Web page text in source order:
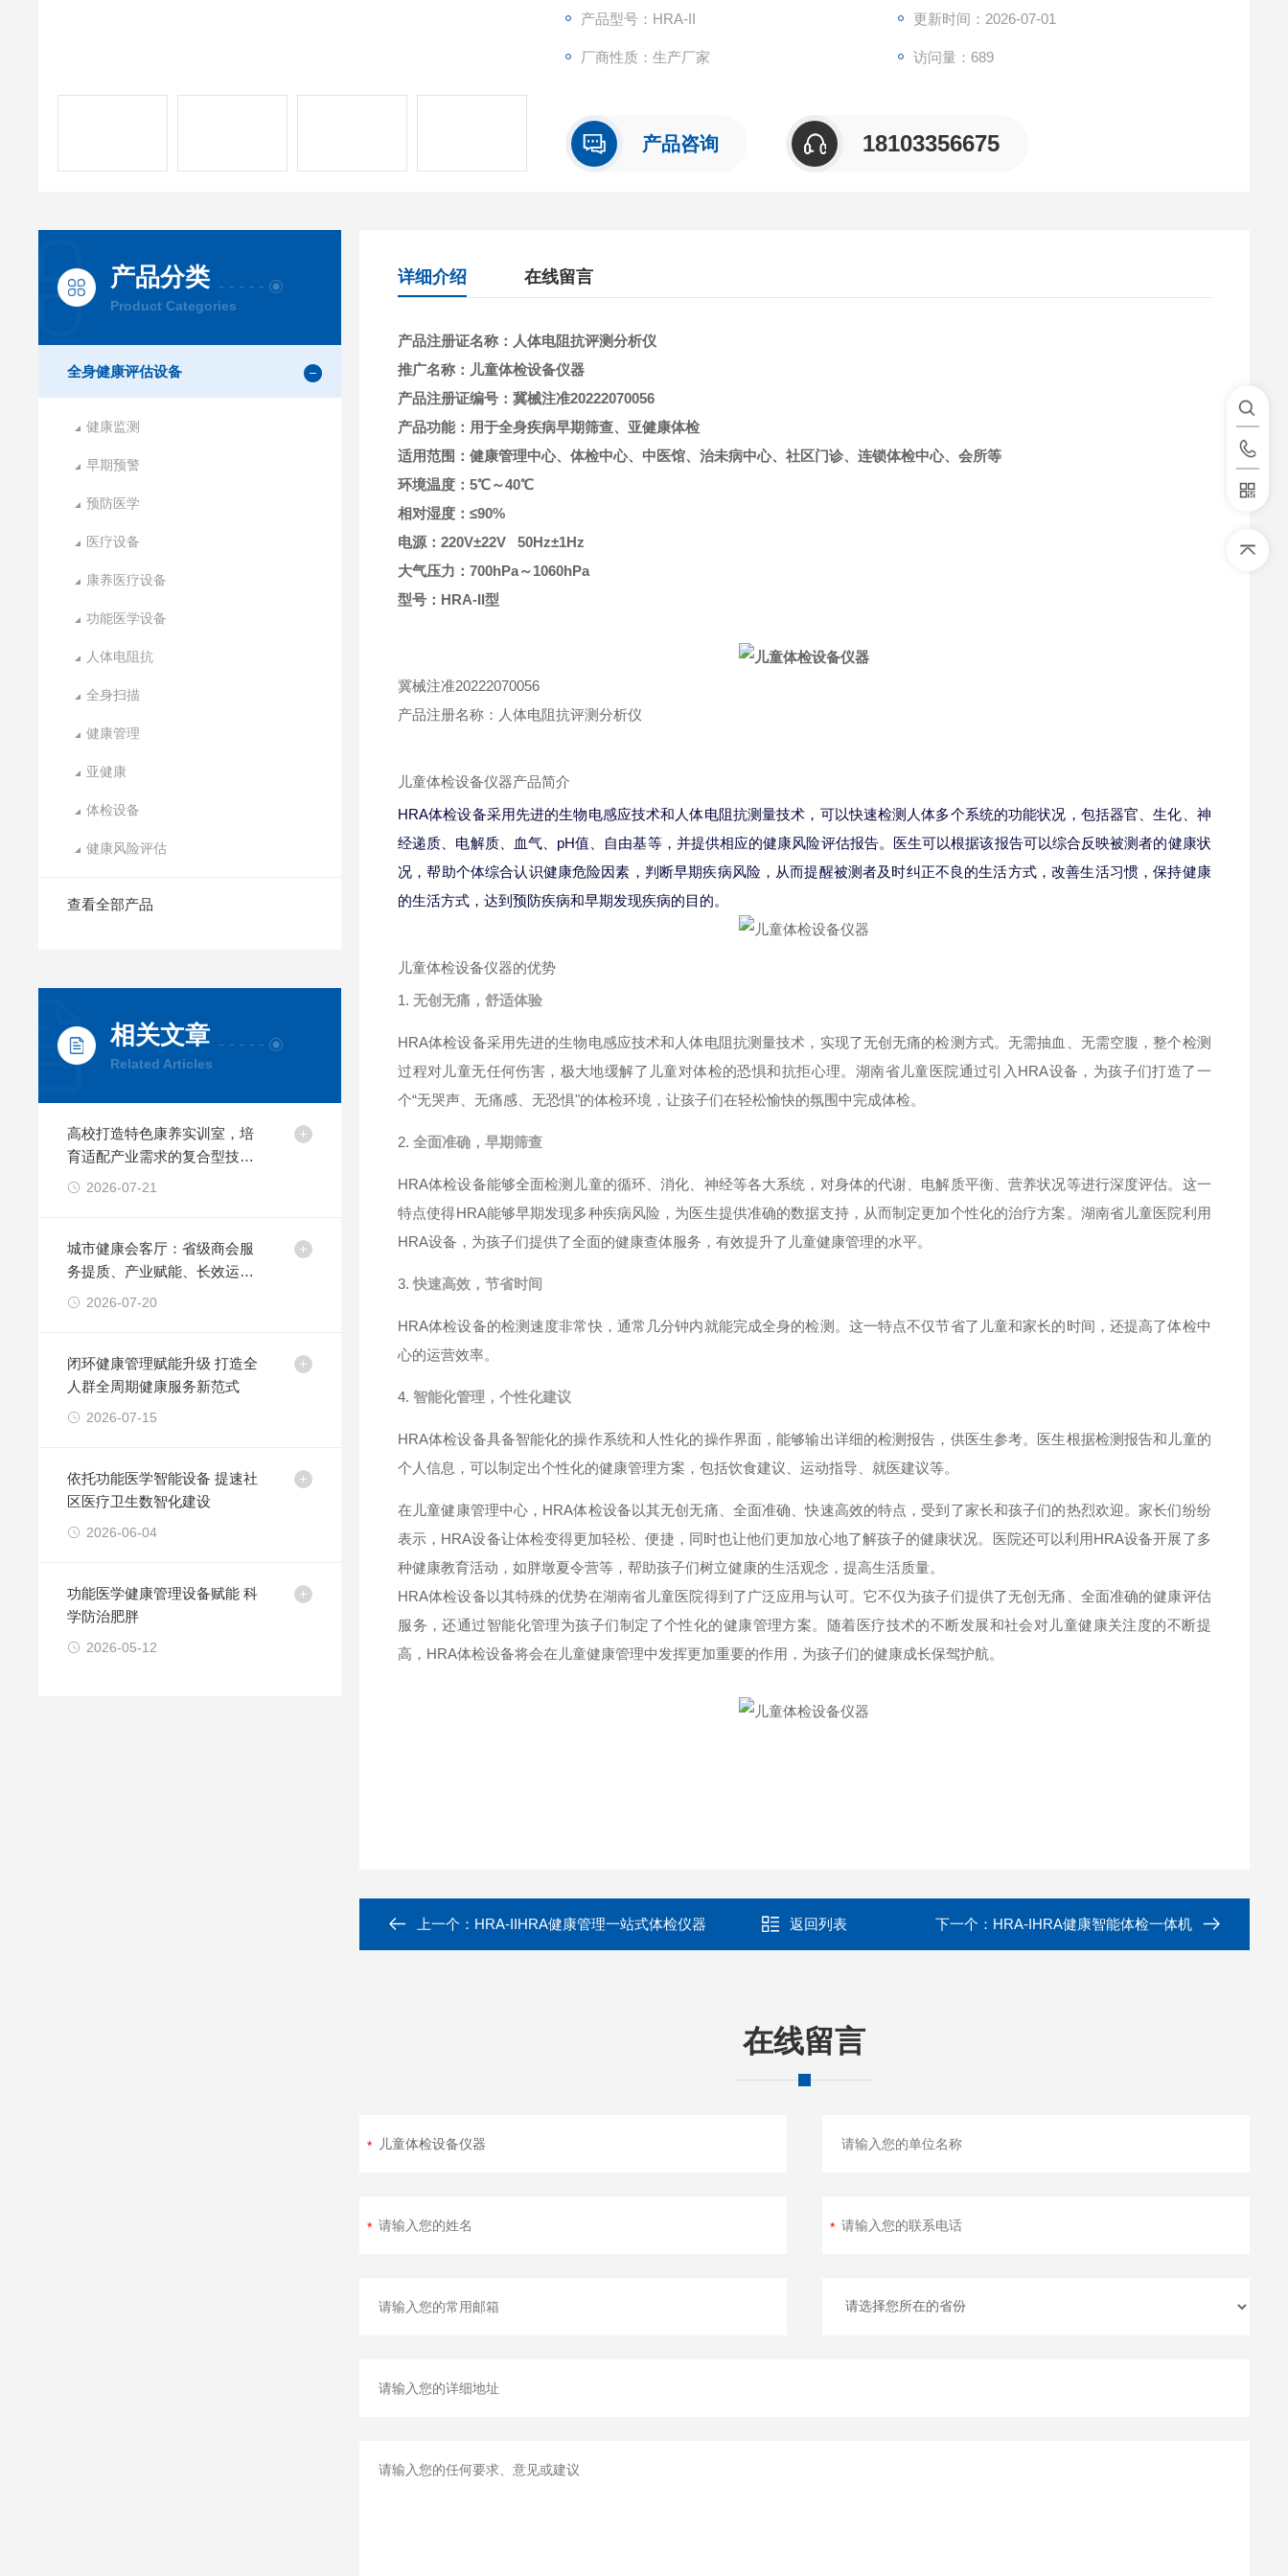
达到预防疾病和早期发现疾病的目的。
产品型号：HRA-II 更新时间：2026-07-01
厂商性质：生产厂家 访问量：689
产品咨询 18103356675
产品分类
Product Categories
全身健康评估设备
健康监测
早期预警
预防医学
医疗设备
康养医疗设备
功能医学设备
人体电阻抗
全身扫描
健康管理
亚健康
体检设备
健康风险评估
查看全部产品
相关文章
Related Articles
高校打造特色康养实训室，培
育适配产业需求的复合型技能
人才2026-07-21
城市健康会客厅：省级商会服
务提质、产业赋能、长效运营
创新路径
2026-07-20
闭环健康管理赋能升级 打造全
人群全周期健康服务新范式
2026-07-15
依托功能医学智能设备 提速社
区医疗卫生数智化建设
2026-06-04
功能医学健康管理设备赋能 科
学防治肥胖
2026-05-12
详细介绍 在线留言
产品注册证名称：人体电阻抗评测分析仪
推广名称： 儿童体检设备仪器
产品注册证编号：冀械注准20222070056
产品功能：用于全身疾病早期筛查、亚健康体检
适用范围：健康管理中心、体检中心、中医馆、治未病中心、社区门诊、连锁体检中心、会所等
环境温度：5℃～40℃
相对湿度：≤90%
电源：220V±22V 50Hz±1Hz
大气压力：700hPa～1060hPa
型号：HRA-II型
冀械注准20222070056
产品注册名称：人体电阻抗评测分析仪
儿童体检设备仪器产品简介
HRA体检设备采用先进的生物电感应技术和人体电阻抗测量技术，可以快速检测人体多个系统的功能状况，包括器官、生化、神
经递质、电解质、血气、pH值、自由基等，并提供相应的健康风险评估报告。医生可以根据该报告可以综合反映被测者的健康状
况，帮助个体综合认识健康危险因素，判断早期疾病风险，从而提醒被测者及时纠正不良的生活方式，改善生活习惯，保持健康
的生活方式，达到预防疾病和早期发现疾病的目的。
儿童体检设备仪器的优势
1.无创无痛，舒适体验
HRA体检设备采用先进的生物电感应技术和人体电阻抗测量技术，实现了无创无痛的检测方式。无需抽血、无需空腹，整个检测
过程对儿童无任何伤害，极大地缓解了儿童对体检的恐惧和抗拒心理。湖南省儿童医院通过引入HRA设备，为孩子们打造了一
个“无哭声、无痛感、无恐惧"的体检环境，让孩子们在轻松愉快的氛围中完成体检。
2.全面准确，早期筛查
HRA体检设备能够全面检测儿童的循环、消化、神经等各大系统，对身体的代谢、电解质平衡、营养状况等进行深度评估。这一
特点使得HRA能够早期发现多种疾病风险，为医生提供准确的数据支持，从而制定更加个性化的治疗方案。湖南省儿童医院利用
HRA设备，为孩子们提供了全面的健康查体服务，有效提升了儿童健康管理的水平。
3.快速高效，节省时间
HRA体检设备的检测速度非常快，通常几分钟内就能完成全身的检测。这一特点不仅节省了儿童和家长的时间，还提高了体检中
心的运营效率。
4.智能化管理，个性化建议
HRA体检设备具备智能化的操作系统和人性化的操作界面，能够输出详细的检测报告，供医生参考。医生根据检测报告和儿童的
个人信息，可以制定出个性化的健康管理方案，包括饮食建议、运动指导、就医建议等。
在儿童健康管理中心，HRA体检设备以其无创无痛、全面准确、快速高效的特点，受到了家长和孩子们的热烈欢迎。家长们纷纷
表示，HRA设备让体检变得更加轻松、便捷，同时也让他们更加放心地了解孩子的健康状况。医院还可以利用HRA设备开展了多
种健康教育活动，如胖墩夏令营等，帮助孩子们树立健康的生活观念，提高生活质量。
HRA体检设备以其特殊的优势在湖南省儿童医院得到了广泛应用与认可。它不仅为孩子们提供了无创无痛、全面准确的健康评估
服务，还通过智能化管理为孩子们制定了个性化的健康管理方案。随着医疗技术的不断发展和社会对儿童健康关注度的不断提
高，HRA体检设备将会在儿童健康管理中发挥更加重要的作用，为孩子们的健康成长保驾护航。
上一个： HRA-IIHRA健康管理一站式体检仪器 返回列表 下一个： HRA-IHRA健康智能体检一体机
在线留言